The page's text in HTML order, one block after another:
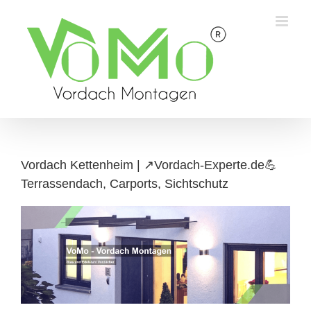
content
Vordach Kettenheim | ↗️Vordach-Experte.de💪
Terrassendach, Carports, Sichtschutz